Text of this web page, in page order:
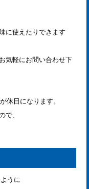
に使えたりできます
気軽にお問い合わせ下
休日になります。
で、
うに